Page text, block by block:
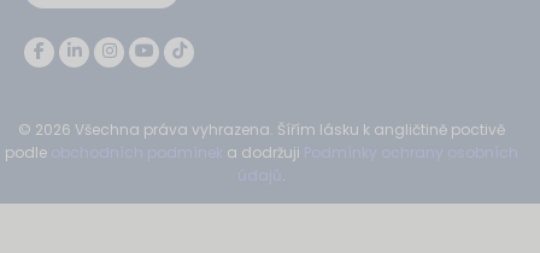
© 2026 Všechna práva vyhrazena. Šířím lásku k angličtině poctivě
podle obchodních podmínek a dodržuji Podmínky ochrany osobních
údajů.